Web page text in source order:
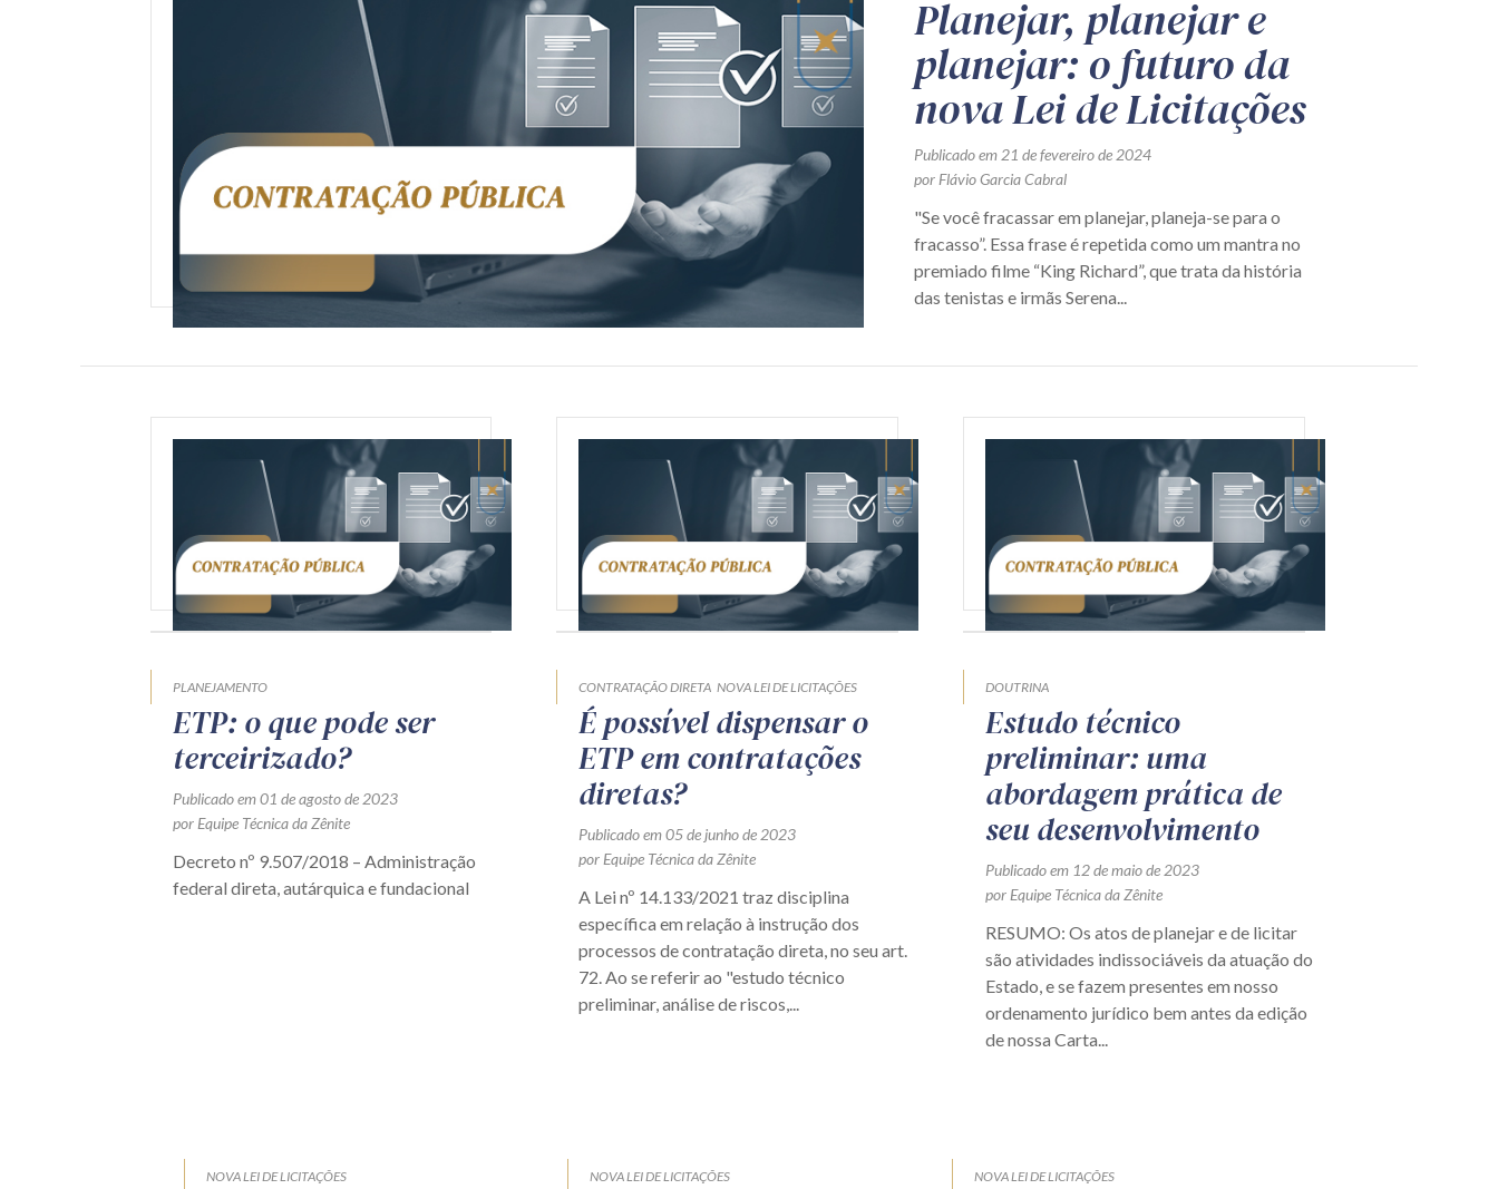
Planejar, planejar e
planejar: o futuro da
nova Lei de Licitações
Publicado em 21 de fevereiro de 2024
por Flávio Garcia Cabral
"Se você fracassar em planejar, planeja-se para o
fracasso”. Essa frase é repetida como um mantra no
premiado filme “King Richard”, que trata da história
das tenistas e irmãs Serena...
PLANEJAMENTO
ETP: o que pode ser
terceirizado?
Publicado em 01 de agosto de 2023
por Equipe Técnica da Zênite
Decreto nº 9.507/2018 – Administração
federal direta, autárquica e fundacional
CONTRATAÇÃO DIRETA NOVA LEI DE LICITAÇÕES
É possível dispensar o
ETP em contratações
diretas?
Publicado em 05 de junho de 2023
por Equipe Técnica da Zênite
A Lei nº 14.133/2021 traz disciplina
específica em relação à instrução dos
processos de contratação direta, no seu art.
72. Ao se referir ao "estudo técnico
preliminar, análise de riscos,...
DOUTRINA
Estudo técnico
preliminar: uma
abordagem prática de
seu desenvolvimento
Publicado em 12 de maio de 2023
por Equipe Técnica da Zênite
RESUMO: Os atos de planejar e de licitar
são atividades indissociáveis da atuação do
Estado, e se fazem presentes em nosso
ordenamento jurídico bem antes da edição
de nossa Carta...
NOVA LEI DE LICITAÇÕES NOVA LEI DE LICITAÇÕES NOVA LEI DE LICITAÇÕES